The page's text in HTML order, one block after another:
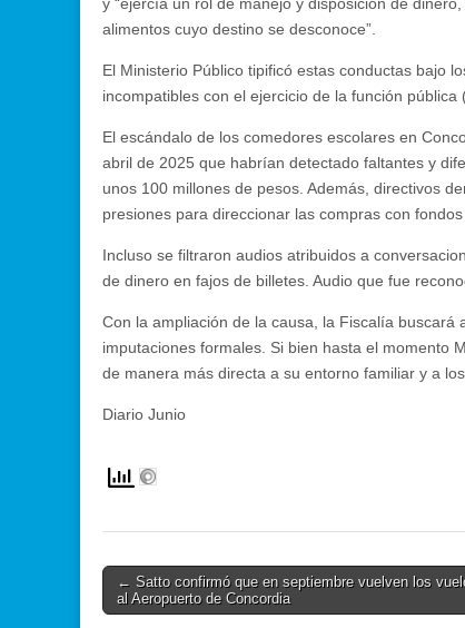
alimentos cuyo destino se desconoce”.
El Ministerio Público tipificó estas conductas bajo
incompatibles con el ejercicio de la función
El escándalo de los comedores escolares en
abril de 2025 que habrían detectado faltantes y
unos 100 millones de pesos. Además, directivos
presiones para direccionar las compras con
Incluso se filtraron audios atribuidos a
de dinero en fajos de billetes. Audio que fue
Con la ampliación de la causa, la Fiscalía
imputaciones formales. Si bien hasta el momento
de manera más directa a su entorno familiar y a
Diario Junio
Post
navigation
← Satto confirmó que en septiembre vuelven los
al Aeropuerto de Concordia